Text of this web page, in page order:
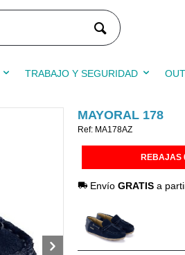
TRABAJO Y SEGURIDAD
MAYORAL 178
Ref: MA178AZ
REBAJAS
Envío GRATIS a